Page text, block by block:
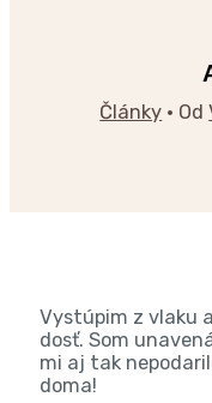
Články • Od
Vystúpim z vlaku
dosť. Som
mi aj tak
doma!